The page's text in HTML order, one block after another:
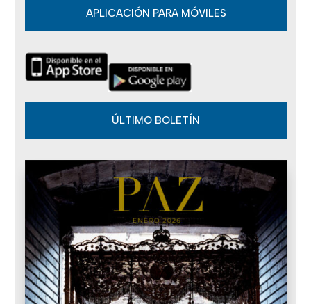
o
APLICACIÓN PARA MÓVILES
ÚLTIMO BOLETÍN